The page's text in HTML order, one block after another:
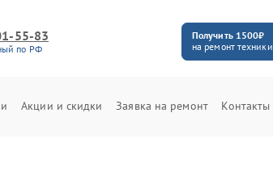
55-83
по РФ
Получить 1500₽
на ремонт техники
Акции и скидки Заявка на ремонт Контакты